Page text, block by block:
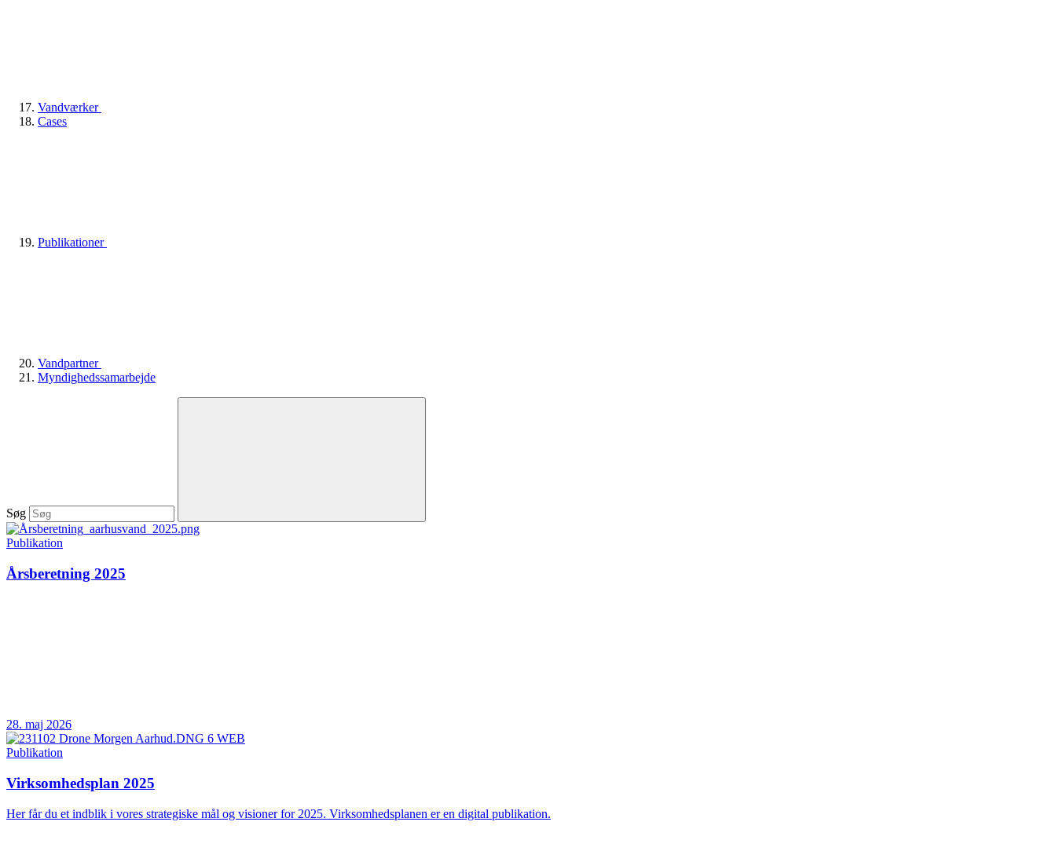
Vandværker
Cases
Publikationer
Vandpartner
Myndighedssamarbejde
Søg
Publikation
Årsberetning 2025
28. maj 2026
Publikation
Virksomhedsplan 2025
Her får du et indblik i vores strategiske mål og visioner for 2025. Virksomhedsplanen er en digital publikation.